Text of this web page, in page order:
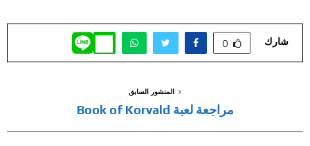
شارك 0
المنشور السابق
مراجعة لعبة Book of Korvald